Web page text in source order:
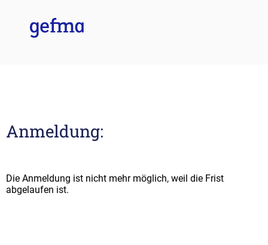
Anmeldung:
Die Anmeldung ist nicht mehr möglich, weil die Frist
abgelaufen ist.